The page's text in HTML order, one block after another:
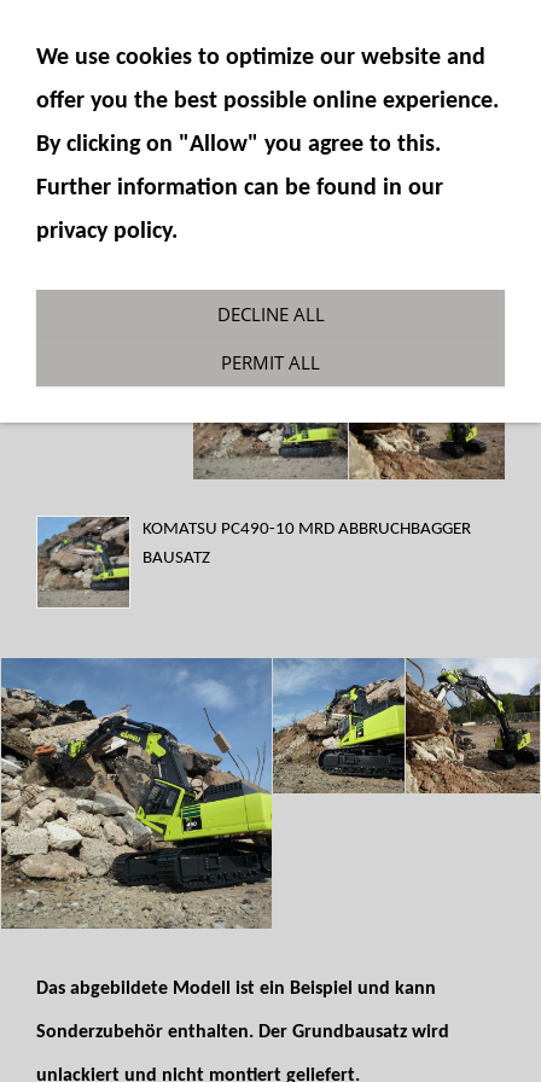
KOMATSU PC490-10 MRD ABBRUCHBAGGER
BAUSATZ
Das abgebildete Modell ist ein Beispiel und kann
Sonderzubehör enthalten. Der Grundbausatz wird
unlackiert und nicht montiert geliefert.
We use cookies to optimize our website and
offer you the best possible online experience.
By clicking on "Allow" you agree to this.
Further information can be found in our
privacy policy.
DECLINE ALL
PERMIT ALL